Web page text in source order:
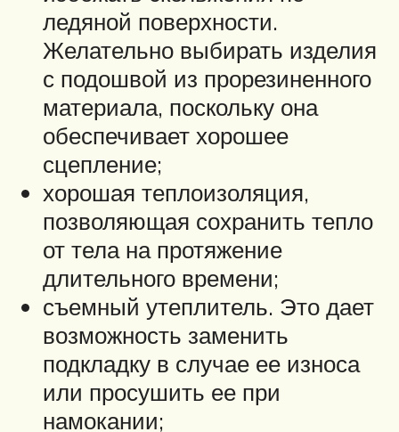
ледяной поверхности.
Желательно выбирать изделия
с подошвой из прорезиненного
материала, поскольку она
обеспечивает хорошее
сцепление;
хорошая теплоизоляция,
позволяющая сохранить тепло
от тела на протяжение
длительного времени;
съемный утеплитель. Это дает
возможность заменить
подкладку в случае ее износа
или просушить ее при
намокании;